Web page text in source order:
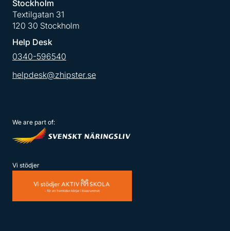
Stockholm
Textilgatan 31
120 30 Stockholm
Help Desk
0340-596540
helpdesk@zhipster.se
We are part of:
Vi stödjer